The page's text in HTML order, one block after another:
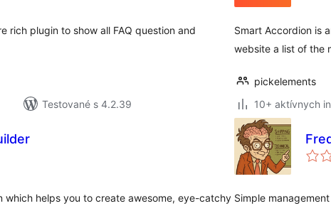
rich plugin to show all FAQ question and
Testované s 4.2.39
Smart Accordion is
website a list of the
pickelements
10+ aktívnych
which helps you to create awesome, eye-catchy Simple